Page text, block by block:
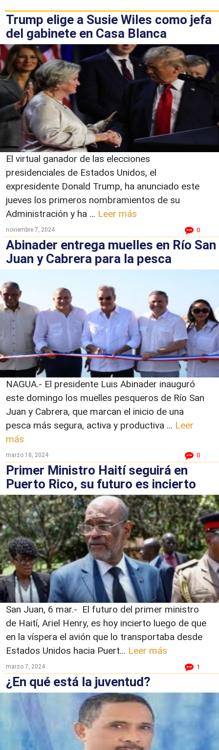
Trump elige a Susie Wiles como jefa
del gabinete en Casa Blanca
El virtual ganador de las elecciones
presidenciales de Estados Unidos, el
expresidente Donald Trump, ha anunciado este
jueves los primeros nombramientos de su
Administración y ha ... Leer más
noviembre 7, 2024 0
Abinader entrega muelles en Río San
Juan y Cabrera para la pesca
NAGUA.- El presidente Luis Abinader inauguró
este domingo los muelles pesqueros de Río San
Juan y Cabrera, que marcan el inicio de una
pesca más segura, activa y productiva ... Leer
más
marzo 18, 2024 0
Primer Ministro Haití seguirá en
Puerto Rico, su futuro es incierto
San Juan, 6 mar.- El futuro del primer ministro
de Haití, Ariel Henry, es hoy incierto luego de que
en la víspera el avión que lo transportaba desde
Estados Unidos hacia Puert... Leer más
marzo 7, 2024 1
¿En qué está la juventud?